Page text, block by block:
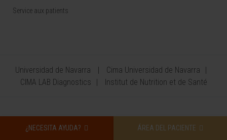
¿NECESITA AYUDA? ÁREA DEL PACIENTE
Service aux patients
Universidad de Navarra
Cima Universidad de Navarra
CIMA LAB Diagnostics
Institut de Nutrition et de Santé
données personnelles
Politique de cookies Politique de sécurité de